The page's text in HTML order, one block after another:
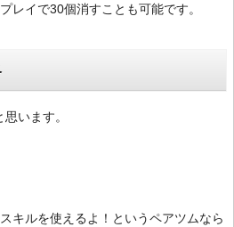
レイで30個消すことも可能です。
います。
キルを使えるよ！というペアツムなら